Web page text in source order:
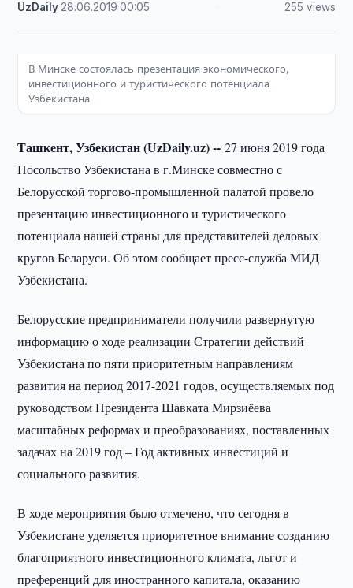
UzDaily 28.06.2019 ·00:05 255 views
В Минске состоялась презентация экономического,
инвестиционного и туристического потенциала
Узбекистана
Ташкент, Узбекистан (UzDaily.uz) --27 июня 2019 года
Посольство Узбекистана в г.Минске совместно с
Белорусской торгово-промышленной палатой провело
презентацию инвестиционного и туристического
потенциала нашей страны для представителей деловых
кругов Беларуси. Об этом сообщает пресс-служба МИД
Узбекистана.
Белорусские предприниматели получили развернутую
информацию о ходе реализации Стратегии действий
Узбекистана по пяти приоритетным направлениям
развития на период 2017-2021 годов, осуществляемых под
руководством Президента Шавката Мирзиёева
масштабных реформах и преобразованиях, поставленных
задачах на 2019 год – Год активных инвестиций и
социального развития.
В ходе мероприятия было отмечено, что сегодня в
Узбекистане уделяется приоритетное внимание созданию
благоприятного инвестиционного климата, льгот и
преференций для иностранного капитала, оказанию